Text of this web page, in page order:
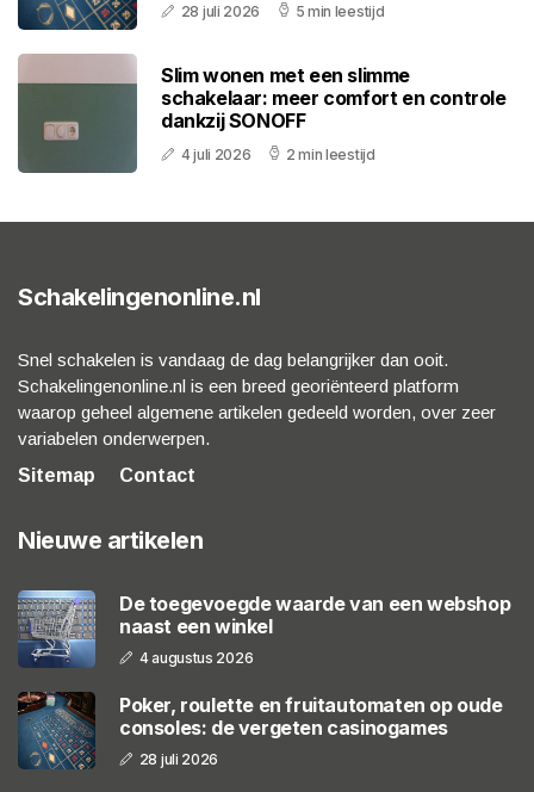
28 juli 2026 5 min leestijd
Slim wonen met een slimme
schakelaar: meer comfort en controle
dankzij SONOFF
4 juli 2026 2 min leestijd
Schakelingenonline.nl
Snel schakelen is vandaag de dag belangrijker dan ooit.
Schakelingenonline.nl is een breed georiënteerd platform
waarop geheel algemene artikelen gedeeld worden, over zeer
variabelen onderwerpen.
Sitemap
Contact
Nieuwe artikelen
De toegevoegde waarde van een webshop
naast een winkel
4 augustus 2026
Poker, roulette en fruitautomaten op oude
consoles: de vergeten casinogames
28 juli 2026